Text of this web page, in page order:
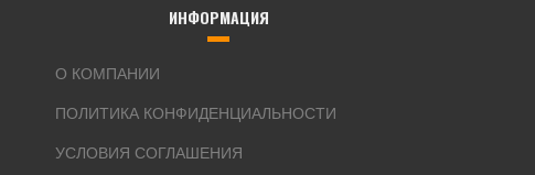
ИНФОРМАЦИЯ
О КОМПАНИИ
ПОЛИТИКА КОНФИДЕНЦИАЛЬНОСТИ
УСЛОВИЯ СОГЛАШЕНИЯ